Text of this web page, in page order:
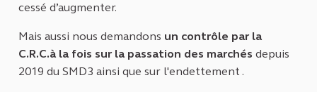
cessé d’augmenter.
Mais aussi nous demandons un contrôle par la
C.R.C.à la fois sur la passation des marchés depuis
2019 du SMD3 ainsi que sur l'endettement .